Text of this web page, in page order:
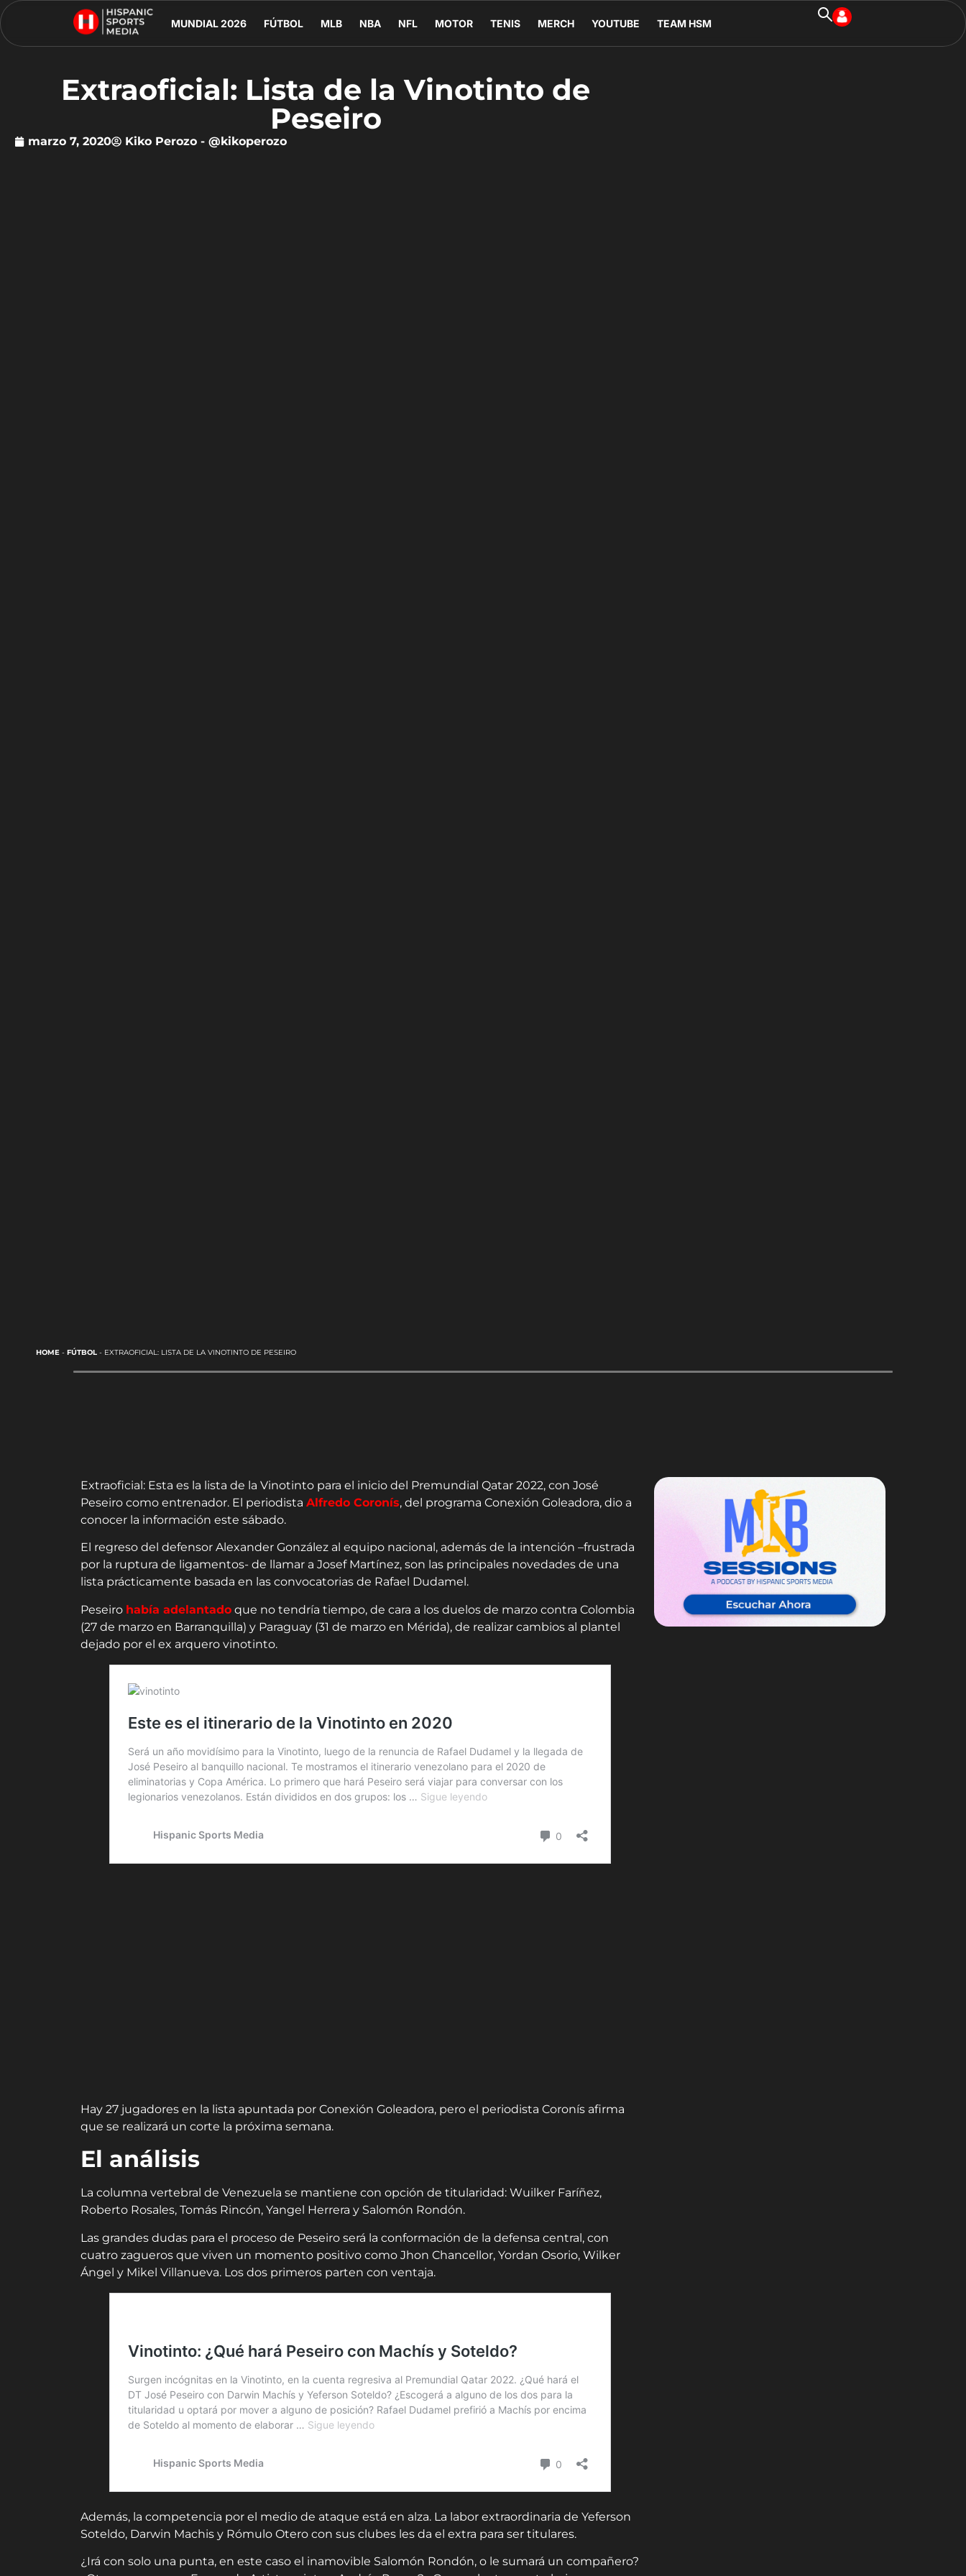
MUNDIAL 2026 FÚTBOL MLB NBA NFL MOTOR TENIS MERCH YOUTUBE TEAM HSM
Extraoficial: Lista de la Vinotinto de
Peseiro
marzo 7, 2020 Kiko Perozo - @kikoperozo
HOME- FÚTBOL- EXTRAOFICIAL: LISTA DE LA VINOTINTO DE PESEIRO
Extraoficial: Esta es la lista de la Vinotinto para el inicio del Premundial Qatar 2022, con José
Peseiro como entrenador. El periodista Alfredo Coronís, del programa Conexión Goleadora, dio a
conocer la información este sábado.
El regreso del defensor Alexander González al equipo nacional, además de la intención –frustrada
por la ruptura de ligamentos- de llamar a Josef Martínez, son las principales novedades de una
lista prácticamente basada en las convocatorias de Rafael Dudamel.
Peseiro había adelantado que no tendría tiempo, de cara a los duelos de marzo contra Colombia
(27 de marzo en Barranquilla) y Paraguay (31 de marzo en Mérida), de realizar cambios al plantel
dejado por el ex arquero vinotinto.
Hay 27 jugadores en la lista apuntada por Conexión Goleadora, pero el periodista Coronís afirma
que se realizará un corte la próxima semana.
El análisis
La columna vertebral de Venezuela se mantiene con opción de titularidad: Wuilker Faríñez,
Roberto Rosales, Tomás Rincón, Yangel Herrera y Salomón Rondón.
Las grandes dudas para el proceso de Peseiro será la conformación de la defensa central, con
cuatro zagueros que viven un momento positivo como Jhon Chancellor, Yordan Osorio, Wilker
Ángel y Mikel Villanueva. Los dos primeros parten con ventaja.
Además, la competencia por el medio de ataque está en alza. La labor extraordinaria de Yeferson
Soteldo, Darwin Machis y Rómulo Otero con sus clubes les da el extra para ser titulares.
¿Irá con solo una punta, en este caso el inamovible Salomón Rondón, o le sumará un compañero?